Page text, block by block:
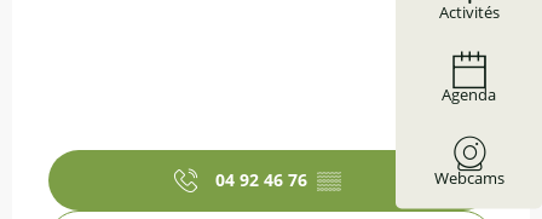
Activités
Agenda
Webcams
04 92 46 76 ▒▒